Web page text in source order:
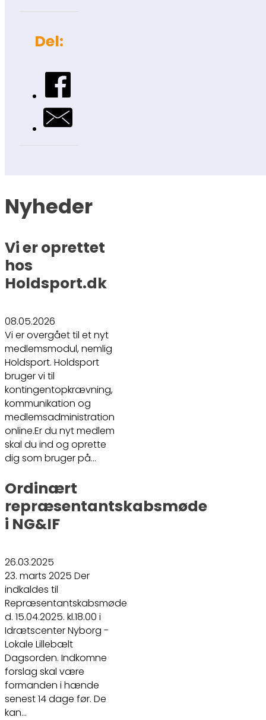
Del:
Nyheder
Vi er oprettet
hos
Holdsport.dk
08.05.2026
Vi er overgået til et nyt
medlemsmodul, nemlig
Holdsport. Holdsport
bruger vi til
kontingentopkrævning,
kommunikation og
medlemsadministration
online.Er du nyt medlem
skal du ind og oprette
dig som bruger på…
Ordinært
repræsentantskabsmøde
i NG&IF
26.03.2025
23. marts 2025 Der
indkaldes til
Repræsentantskabsmøde
d. 15.04.2025. kl.18.00 i
Idrætscenter Nyborg -
Lokale Lillebælt
Dagsorden. Indkomne
forslag skal være
formanden i hænde
senest 14 dage før. De
kan…